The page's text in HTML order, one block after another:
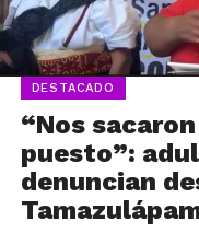
DESTACADO
“Nos
puesto”:
denuncian